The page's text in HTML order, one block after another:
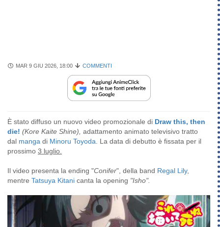
MAR 9 GIU 2026, 18:00 COMMENTI
È stato diffuso un nuovo video promozionale di Draw this, then
die! (Kore Kaite Shine), adattamento animato televisivo tratto
dal manga di Minoru Toyoda. La data di debutto è fissata per il
prossimo 3 luglio.
Il video presenta la ending "Conifer", della band Regal Lily,
mentre Tatsuya Kitani canta la opening "Isho".